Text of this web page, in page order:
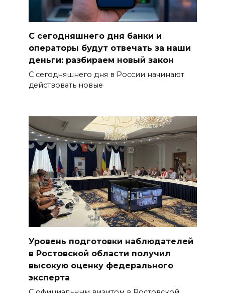
С сегодняшнего дня банки и
операторы будут отвечать за наши
деньги: разбираем новый закон
С сегодняшнего дня в России начинают
действовать новые
Уровень подготовки наблюдателей
в Ростовской области получил
высокую оценку федерального
эксперта